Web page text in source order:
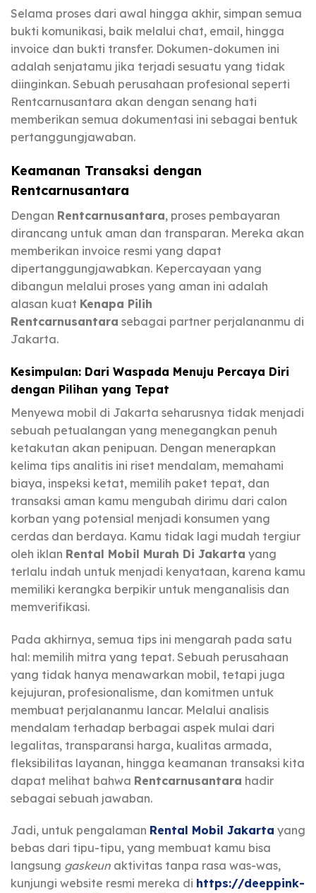
Selama proses dari awal hingga akhir, simpan semua
bukti komunikasi, baik melalui chat, email, hingga
invoice dan bukti transfer. Dokumen-dokumen ini
adalah senjatamu jika terjadi sesuatu yang tidak
diinginkan. Sebuah perusahaan profesional seperti
Rentcarnusantara akan dengan senang hati
memberikan semua dokumentasi ini sebagai bentuk
pertanggungjawaban.
Keamanan Transaksi dengan
Rentcarnusantara
Dengan Rentcarnusantara, proses pembayaran
dirancang untuk aman dan transparan. Mereka akan
memberikan invoice resmi yang dapat
dipertanggungjawabkan. Kepercayaan yang
dibangun melalui proses yang aman ini adalah
alasan kuat Kenapa Pilih
Rentcarnusantara sebagai partner perjalananmu di
Jakarta.
Kesimpulan: Dari Waspada Menuju Percaya Diri
dengan Pilihan yang Tepat
Menyewa mobil di Jakarta seharusnya tidak menjadi
sebuah petualangan yang menegangkan penuh
ketakutan akan penipuan. Dengan menerapkan
kelima tips analitis ini riset mendalam, memahami
biaya, inspeksi ketat, memilih paket tepat, dan
transaksi aman kamu mengubah dirimu dari calon
korban yang potensial menjadi konsumen yang
cerdas dan berdaya. Kamu tidak lagi mudah tergiur
oleh iklan Rental Mobil Murah Di Jakarta yang
terlalu indah untuk menjadi kenyataan, karena kamu
memiliki kerangka berpikir untuk menganalisis dan
memverifikasi.
Pada akhirnya, semua tips ini mengarah pada satu
hal: memilih mitra yang tepat. Sebuah perusahaan
yang tidak hanya menawarkan mobil, tetapi juga
kejujuran, profesionalisme, dan komitmen untuk
membuat perjalananmu lancar. Melalui analisis
mendalam terhadap berbagai aspek mulai dari
legalitas, transparansi harga, kualitas armada,
fleksibilitas layanan, hingga keamanan transaksi kita
dapat melihat bahwa Rentcarnusantara hadir
sebagai sebuah jawaban.
Jadi, untuk pengalaman Rental Mobil Jakarta yang
bebas dari tipu-tipu, yang membuat kamu bisa
langsung gaskeun aktivitas tanpa rasa was-was,
kunjungi website resmi mereka di https://deeppink-